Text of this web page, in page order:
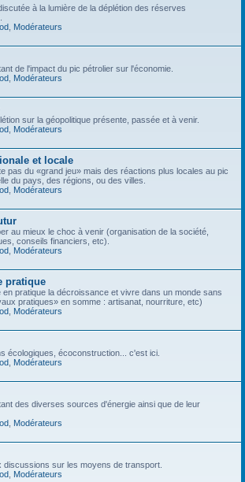
à la lumière de la déplétion des réserves
Modérateurs
de l'impact du pic pétrolier sur l'économie.
Modérateurs
sur la géopolitique présente, passée et à venir.
Modérateurs
et locale
pas du «grand jeu» mais des réactions plus locales au pic
du pays, des régions, ou des villes.
Modérateurs
au mieux le choc à venir (organisation de la société,
conseils financiers, etc).
Modérateurs
pratique
en pratique la décroissance et vivre dans un monde sans
pratiques» en somme : artisanat, nourriture, etc)
Modérateurs
écologiques, écoconstruction... c'est ici.
Modérateurs
des diverses sources d'énergie ainsi que de leur
Modérateurs
discussions sur les moyens de transport.
Modérateurs